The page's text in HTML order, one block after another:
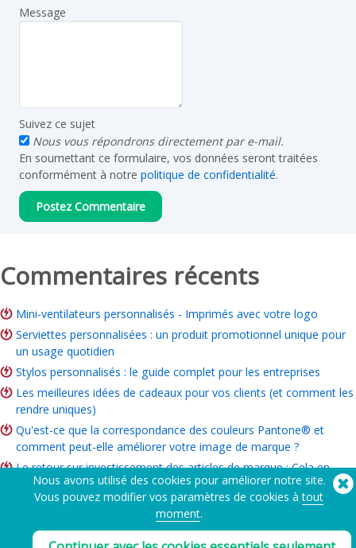
Message
Suivez ce sujet
Nous vous répondrons directement par e-mail.
En soumettant ce formulaire, vos données seront traitées
conformément à notre politique de confidentialité.
Commentaires récents
Mini-ventilateurs personnalisés - Imprimés avec votre logo
Serviettes personnalisées : un produit promotionnel unique pour
un usage quotidien
Stylos personnalisés : le guide complet pour les entreprises
Les meilleures idées de cadeaux pour vos clients (et comment les
rendre uniques)
Qu'est-ce que la correspondance des couleurs Pantone® et
comment peut-elle améliorer votre image de marque ?
Le retour sur investissement des articles de marque : Cela en
vaut-il la peine pour votre entreprise ?
Guide des articles de bienfaisance : Idées, budget et comment
Nous avons utilisé des cookies pour améliorer notre site.
Vous pouvez modifier vos paramètres de cookies àtout
moment.